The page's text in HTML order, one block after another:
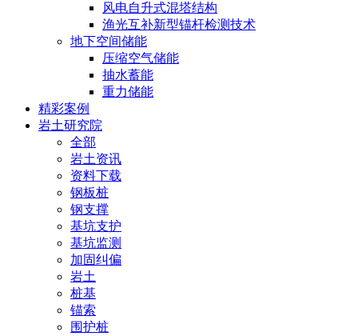
风电自升式混塔结构
渔光互补新型锚杆检测技术
地下空间储能
压缩空气储能
抽水蓄能
重力储能
精彩案例
岩土研究院
全部
岩土资讯
资料下载
钢板桩
钢支撑
基坑支护
基坑监测
加固纠偏
岩土
桩基
锚索
围护桩